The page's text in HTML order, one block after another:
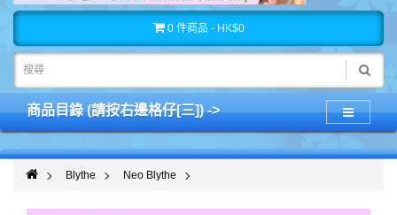
0 件商品 - HK$0
商品目錄 (請按右邊格仔[三]) ->
Blythe Neo Blythe